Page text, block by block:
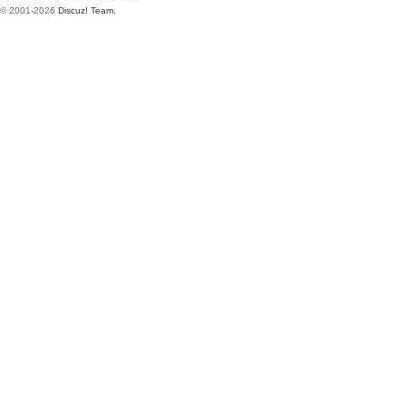
© 2001-2026 Discuz! Team